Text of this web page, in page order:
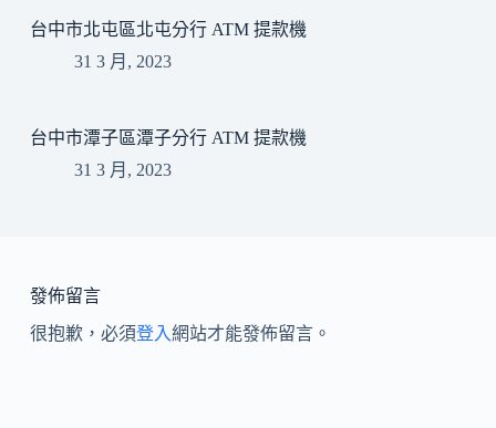
台中市北屯區北屯分行 ATM 提款機
31 3 月, 2023
台中市潭子區潭子分行 ATM 提款機
31 3 月, 2023
發佈留言
很抱歉，必須登入網站才能發佈留言。